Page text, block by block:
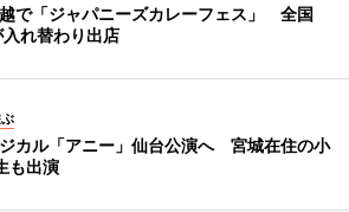
で「ジャパニーズカレーフェス」 全国
れ替わり出店
カル「アニー」仙台公演へ 宮城在住の小
も出演